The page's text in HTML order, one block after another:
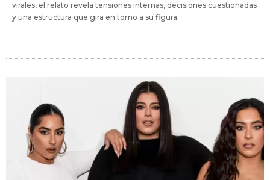
virales, el relato revela tensiones internas, decisiones cuestionadas
y una estructura que gira en torno a su figura.